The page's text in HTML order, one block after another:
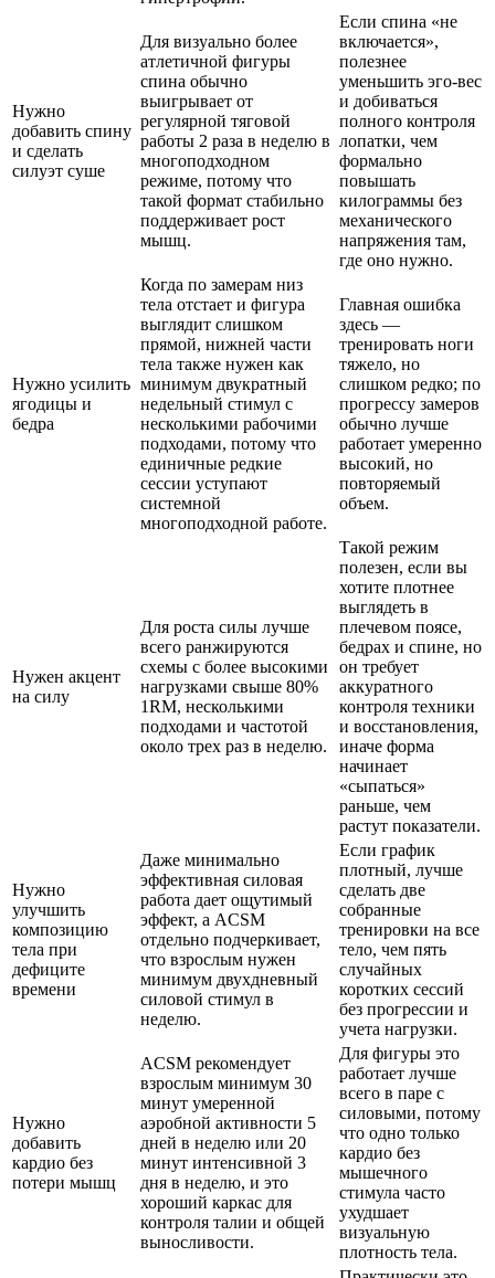
Нужно
добавить спину
и сделать
силуэт суше
Для визуально более
атлетичной фигуры
спина обычно
выигрывает от
регулярной тяговой
работы 2 раза в неделю в
многоподходном
режиме, потому что
такой формат стабильно
поддерживает рост
мышц.
Если спина «не
включается»,
полезнее
уменьшить эго-вес
и добиваться
полного контроля
лопатки, чем
формально
повышать
килограммы без
механического
напряжения там,
где оно нужно.
Нужно усилить
ягодицы и
бедра
Когда по замерам низ
тела отстает и фигура
выглядит слишком
прямой, нижней части
тела также нужен как
минимум двукратный
недельный стимул с
несколькими рабочими
подходами, потому что
единичные редкие
сессии уступают
системной
многоподходной работе.
Главная ошибка
здесь —
тренировать ноги
тяжело, но
слишком редко; по
прогрессу замеров
обычно лучше
работает умеренно
высокий, но
повторяемый
объем.
Нужен акцент
на силу
Для роста силы лучше
всего ранжируются
схемы с более высокими
нагрузками свыше 80%
1RM, несколькими
подходами и частотой
около трех раз в неделю.
Такой режим
полезен, если вы
хотите плотнее
выглядеть в
плечевом поясе,
бедрах и спине, но
он требует
аккуратного
контроля техники
и восстановления,
иначе форма
начинает
«сыпаться»
раньше, чем
растут показатели.
Нужно
улучшить
композицию
тела при
дефиците
времени
Даже минимально
эффективная силовая
работа дает ощутимый
эффект, а ACSM
отдельно подчеркивает,
что взрослым нужен
минимум двухдневный
силовой стимул в
неделю.
Если график
плотный, лучше
сделать две
собранные
тренировки на все
тело, чем пять
случайных
коротких сессий
без прогрессии и
учета нагрузки.
Нужно
добавить
кардио без
потери мышц
ACSM рекомендует
взрослым минимум 30
минут умеренной
аэробной активности 5
дней в неделю или 20
минут интенсивной 3
дня в неделю, и это
хороший каркас для
контроля талии и общей
выносливости.
Для фигуры это
работает лучше
всего в паре с
силовыми, потому
что одно только
кардио без
мышечного
стимула часто
ухудшает
визуальную
плотность тела.